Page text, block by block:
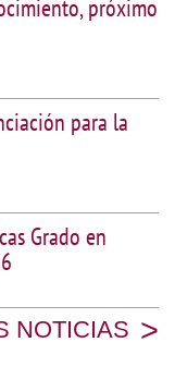
próximo
para la
Grado en
NOTICIAS >